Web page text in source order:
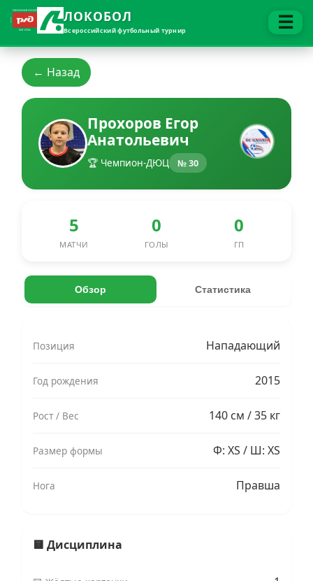
ЛОКОБОЛ
Всероссийский футбольный турнир ☰
← Назад
Прохоров Егор
Анатольевич
🏆 Чемпион-ДЮЦ № 30
5
МАТЧИ
0
ГОЛЫ
0
ГП
Обзор Статистика
Позиция Нападающий
Год рождения 2015
Рост / Вес 140 см / 35 кг
Размер формы Ф: XS / Ш: XS
Нога Правша
🟨 Дисциплина